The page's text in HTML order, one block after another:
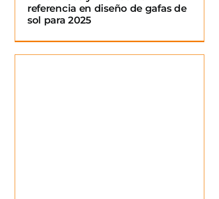
referencia en diseño de gafas de
sol para 2025